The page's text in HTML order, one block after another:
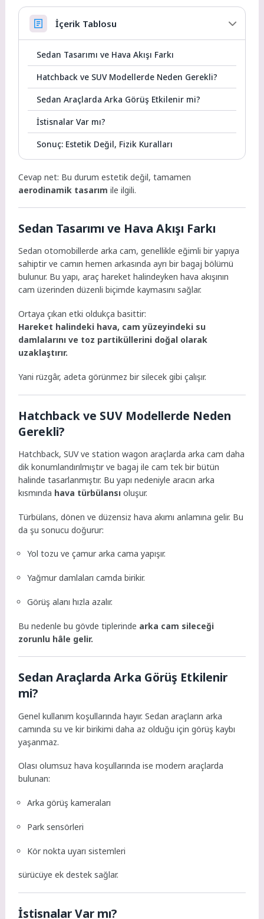
İçerik Tablosu
Sedan Tasarımı ve Hava Akışı Farkı
Hatchback ve SUV Modellerde Neden Gerekli?
Sedan Araçlarda Arka Görüş Etkilenir mi?
İstisnalar Var mı?
Sonuç: Estetik Değil, Fizik Kuralları
Cevap net: Bu durum estetik değil, tamamen
aerodinamik tasarım ile ilgili.
Sedan Tasarımı ve Hava Akışı Farkı
Sedan otomobillerde arka cam, genellikle eğimli bir yapıya
sahiptir ve camın hemen arkasında ayrı bir bagaj bölümü
bulunur. Bu yapı, araç hareket halindeyken hava akışının
cam üzerinden düzenli biçimde kaymasını sağlar.
Ortaya çıkan etki oldukça basittir:
Hareket halindeki hava, cam yüzeyindeki su
damlalarını ve toz partiküllerini doğal olarak
uzaklaştırır.
Yani rüzgâr, adeta görünmez bir silecek gibi çalışır.
Hatchback ve SUV Modellerde Neden
Gerekli?
Hatchback, SUV ve station wagon araçlarda arka cam daha
dik konumlandırılmıştır ve bagaj ile cam tek bir bütün
halinde tasarlanmıştır. Bu yapı nedeniyle aracın arka
kısmında hava türbülansı oluşur.
Türbülans, dönen ve düzensiz hava akımı anlamına gelir. Bu
da şu sonucu doğurur:
Yol tozu ve çamur arka cama yapışır.
Yağmur damlaları camda birikir.
Görüş alanı hızla azalır.
Bu nedenle bu gövde tiplerinde arka cam sileceği
zorunlu hâle gelir.
Sedan Araçlarda Arka Görüş Etkilenir
mi?
Genel kullanım koşullarında hayır. Sedan araçların arka
camında su ve kir birikimi daha az olduğu için görüş kaybı
yaşanmaz.
Olası olumsuz hava koşullarında ise modern araçlarda
bulunan:
Arka görüş kameraları
Park sensörleri
Kör nokta uyarı sistemleri
sürücüye ek destek sağlar.
İstisnalar Var mı?